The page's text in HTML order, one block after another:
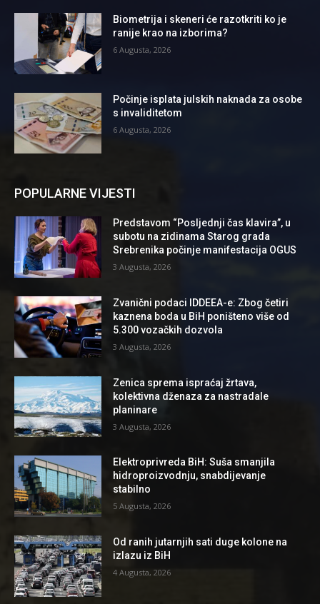
Biometrija i skeneri će razotkriti ko je
ranije krao na izborima?
6 Augusta, 2026
Počinje isplata julskih naknada za osobe
s invaliditetom
6 Augusta, 2026
POPULARNE VIJESTI
Predstavom “Posljednji čas klavira”, u
subotu na zidinama Starog grada
Srebrenika počinje manifestacija OGUS
3 Augusta, 2026
Zvanični podaci IDDEEA-e: Zbog četiri
kaznena boda u BiH poništeno više od
5.300 vozačkih dozvola
3 Augusta, 2026
Zenica sprema ispraćaj žrtava,
kolektivna dženaza za nastradale
planinare
3 Augusta, 2026
Elektroprivreda BiH: Suša smanjila
hidroproizvodnju, snabdijevanje
stabilno
5 Augusta, 2026
Od ranih jutarnjih sati duge kolone na
izlazu iz BiH
4 Augusta, 2026